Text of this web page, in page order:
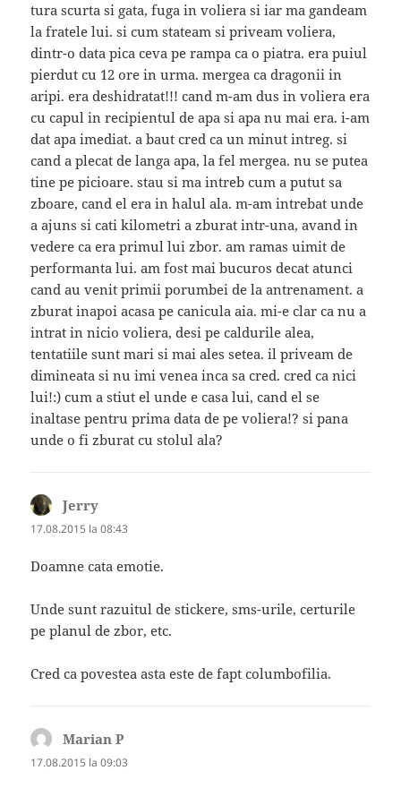
tura scurta si gata, fuga in voliera si iar ma gandeam
la fratele lui. si cum stateam si priveam voliera,
dintr-o data pica ceva pe rampa ca o piatra. era puiul
pierdut cu 12 ore in urma. mergea ca dragonii in
aripi. era deshidratat!!! cand m-am dus in voliera era
cu capul in recipientul de apa si apa nu mai era. i-am
dat apa imediat. a baut cred ca un minut intreg. si
cand a plecat de langa apa, la fel mergea. nu se putea
tine pe picioare. stau si ma intreb cum a putut sa
zboare, cand el era in halul ala. m-am intrebat unde
a ajuns si cati kilometri a zburat intr-una, avand in
vedere ca era primul lui zbor. am ramas uimit de
performanta lui. am fost mai bucuros decat atunci
cand au venit primii porumbei de la antrenament. a
zburat inapoi acasa pe canicula aia. mi-e clar ca nu a
intrat in nicio voliera, desi pe caldurile alea,
tentatiile sunt mari si mai ales setea. il priveam de
dimineata si nu imi venea inca sa cred. cred ca nici
lui!:) cum a stiut el unde e casa lui, cand el se
inaltase pentru prima data de pe voliera!? si pana
unde o fi zburat cu stolul ala?
Jerry
17.08.2015 la 08:43
Doamne cata emotie.
Unde sunt razuitul de stickere, sms-urile, certurile
pe planul de zbor, etc.
Cred ca povestea asta este de fapt columbofilia.
Marian P
17.08.2015 la 09:03